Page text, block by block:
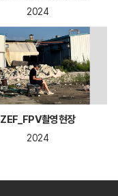
2024
ZEF_FPV촬영현장
2024